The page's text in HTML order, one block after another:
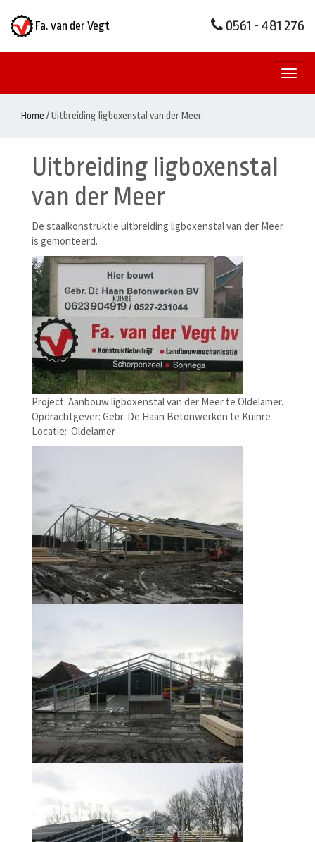
Fa. van der Vegt 0561 - 481 276
Home /Uitbreiding ligboxenstal van der Meer
Uitbreiding ligboxenstal
van der Meer
De staalkonstruktie uitbreiding ligboxenstal van der Meer
is gemonteerd.
Project: Aanbouw ligboxenstal van der Meer te Oldelamer.
Opdrachtgever: Gebr. De Haan Betonwerken te Kuinre
Locatie: Oldelamer